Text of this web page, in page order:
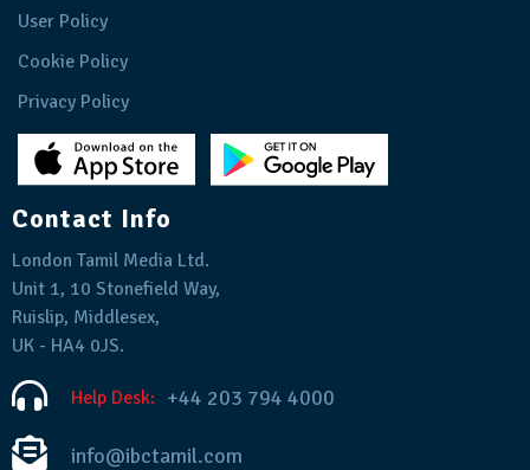
User Policy
Cookie Policy
Privacy Policy
Contact Info
London Tamil Media Ltd.
Unit 1, 10 Stonefield Way,
Ruislip, Middlesex,
UK - HA4 0JS.
Help Desk: +44 203 794 4000
info@ibctamil.com